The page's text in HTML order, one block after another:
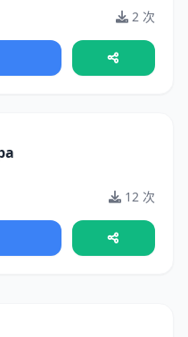
2 次
12 次